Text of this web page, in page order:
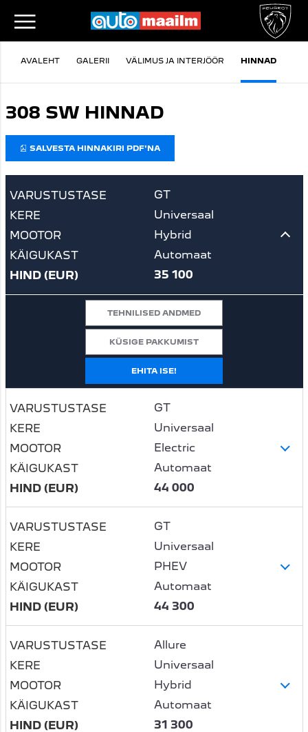
AVALEHT GALERII VÄLIMUS JA INTERJÖÖR HINNAD
308 SW HINNAD
SALVESTA HINNAKIRI PDF'NA
GT
Universaal
Hybrid
Automaat
35 100
TEHNILISED ANDMED
KÜSIGE PAKKUMIST
EHITA ISE!
GT
Universaal
Electric
Automaat
44 000
GT
Universaal
PHEV
Automaat
44 300
Allure
Universaal
Hybrid
Automaat
31 300